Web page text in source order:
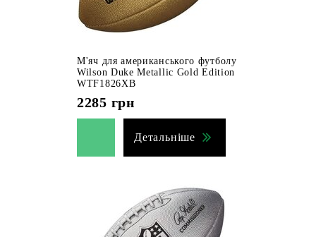
М'яч для американського футболу
Wilson Duke Metallic Gold Edition
WTF1826XB
2285 грн
Детальніше